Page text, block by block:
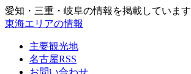
愛知・三重・岐阜の情報を掲載しています
東海エリアの情報
主要観光地
名古屋RSS
お問い合わせ